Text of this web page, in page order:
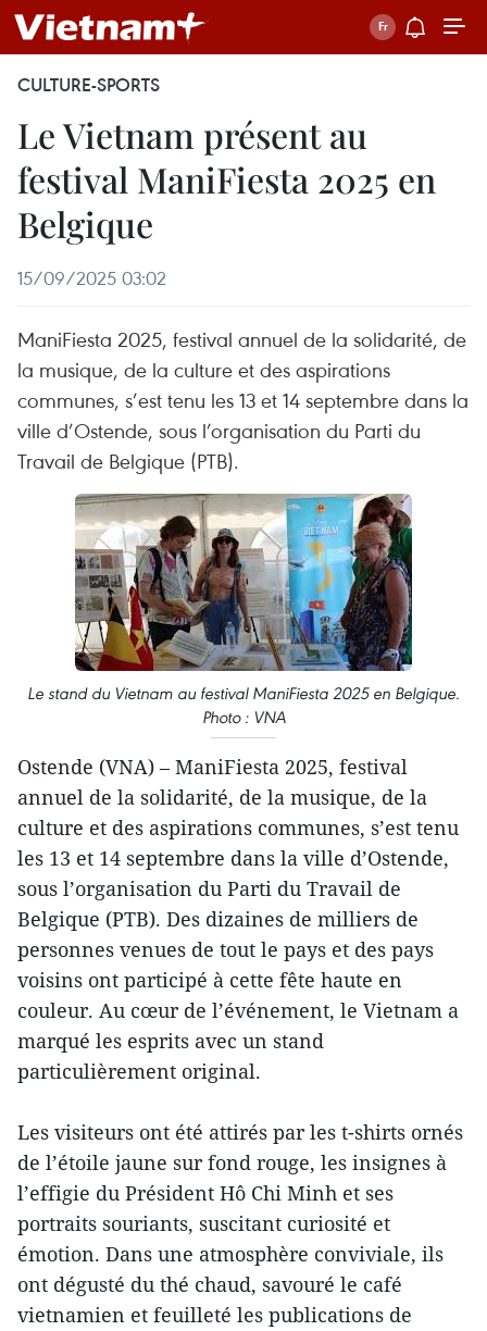
CULTURE-SPORTS
Le Vietnam présent au
festival ManiFiesta 2025 en
Belgique
15/09/2025 03:02
ManiFiesta 2025, festival annuel de la solidarité, de
la musique, de la culture et des aspirations
communes, s’est tenu les 13 et 14 septembre dans la
ville d’Ostende, sous l’organisation du Parti du
Travail de Belgique (PTB).
Le stand du Vietnam au festival ManiFiesta 2025 en Belgique.
Photo : VNA
Ostende (VNA) – ManiFiesta 2025, festival
annuel de la solidarité, de la musique, de la
culture et des aspirations communes, s’est tenu
les 13 et 14 septembre dans la ville d’Ostende,
sous l’organisation du Parti du Travail de
Belgique (PTB). Des dizaines de milliers de
personnes venues de tout le pays et des pays
voisins ont participé à cette fête haute en
couleur. Au cœur de l’événement, le Vietnam a
marqué les esprits avec un stand
particulièrement original.
Les visiteurs ont été attirés par les t-shirts ornés
de l’étoile jaune sur fond rouge, les insignes à
l’effigie du Président Hô Chi Minh et ses
portraits souriants, suscitant curiosité et
émotion. Dans une atmosphère conviviale, ils
ont dégusté du thé chaud, savouré le café
vietnamien et feuilleté les publications de